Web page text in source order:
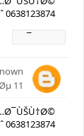
11 Ø£Ø¨Ø±ÙŠÙ„ 2020 ÙÙŠ 8:49 Øµ